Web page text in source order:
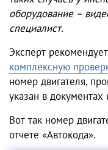
оборудование –
специалист.
Эксперт
комплексную
номер двигателя,
указан в
Вот так номер
отчете «Автокода».